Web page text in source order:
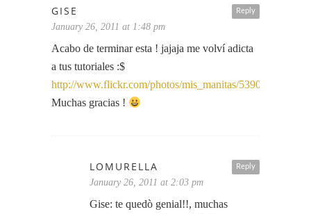
Reply
GISE
January 26, 2011 at 1:48 pm
Acabo de terminar esta ! jajaja me volví adicta
a tus tutoriales :$
http://www.flickr.com/photos/mis_manitas/5390391315/
Muchas gracias !
Reply
LOMURELLA
January 26, 2011 at 2:03 pm
Gise: te quedò genial!!, muchas